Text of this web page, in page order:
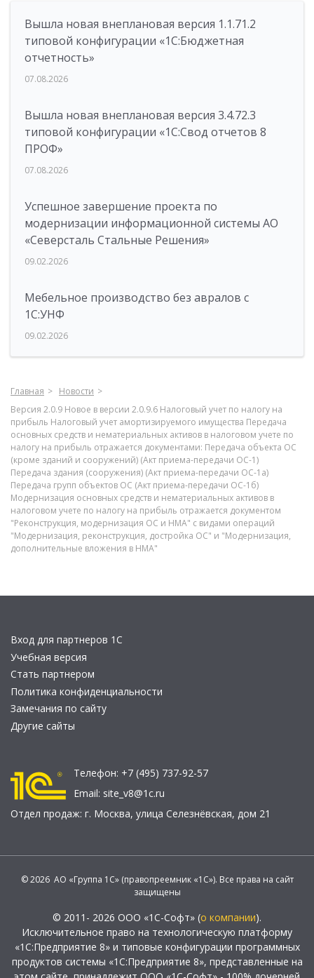
Вышла новая внеплановая версия 1.1.71.2
типовой конфигурации «1C:Бюджетная
отчетность»
07.08.2026
Вышла новая внеплановая версия 3.4.72.3
типовой конфигурации «1C:Свод отчетов 8
ПРОФ»
07.08.2026
Успешное завершение проекта по
модернизации информационной системы АО
«Северсталь Стальные Решения»
09.02.2026
Мебельное производство без авралов с
1С:УНФ
09.02.2026
Главная
Новости
Версия 2.0.9 Новое в версии 2.0.9.6 Налоговый учет по налогу на
прибыль Налоговый учет амортизируемого имущества Передача
основных средств и нематериальных активов в налоговом учете по
налогу на прибыль отражается документами: Передача объекта ОС
(кроме зданий и сооружений) (Акт приема-передачи ОС-1)
Передача здания (сооружения) (Акт приема-передачи ОС-1а)
Передача групп объектов ОС (Акт приема-передачи ОС-1б)
Модернизация основных средств и нематериальных активов в
налоговом учете по налогу на прибыль отражается документом
"Реконструкция, модернизация ОС и НМА" с видами операций
"Модернизация, реконструкция, достройка ОС" и "Модернизация,
дополнительные вложения в НМА"
Вход для партнеров 1С
Учебная версия
Стать партнером
Политика конфиденциальности
Замечания по сайту
Другие сайты
Телефон: +7 (495) 737-92-57
Email: site_v8@1c.ru
Отдел продаж: г. Москва, улица Селезнёвская, дом 21
© 2026 АО «Группа 1С» (правопреемник «1С»). Все права на сайт
защищены
© 2011- 2026 ООО «1С-Софт» (о компании).
Исключительное право на технологическую платформу
«1С:Предприятие 8» и типовые конфигурации программных
продуктов системы «1С:Предприятие 8», представленные на